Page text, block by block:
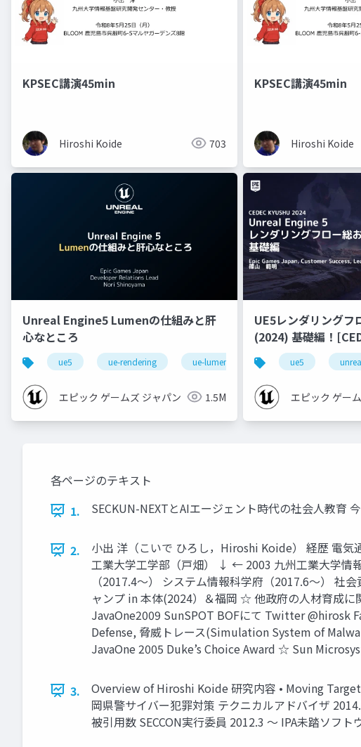
KPSEC講演45min
Hiroshi Koide 703
KPSEC講演45min
Hiroshi Koide
Unreal Engine5 Lumenの仕組みと肝
心なところ
ue5 ue-rendering ue-lumen
エピック ゲームズ ジャパン 1.5M
UE5レンダリングフ
(2024) 基礎編！[CEDEC+KYUSHU
2024] ue5
エピック ゲー
各ページのテキスト
1.
SECKUN-NEXTとAIエージェント時代の社会人教育
2.
小出 洋（こいで ひろし，Hiroshi Koide） 経歴 電
工業大学工学部（戸畑） ↓ ← 2003 九州工業大学情
（2017.4〜） システム情報科学府（2017.6〜）
ャンプ in 本体(2024）＆福岡 ☆ 他政府の人材育成
JavaOne2009 SunSPOT BOFにて Twitter
Defense, 脅威トレース(Simulation System of
JavaOne 2005 Duke’s Choice Award ☆ Sun
3.
Overview of Hiroshi Koide 研究内容 • Moving Target
岡県警サイバー犯罪対策 テクニカルアドバイザ
被引用数 SECCON実行委員 2012.3 〜 IPA未踏ソフ